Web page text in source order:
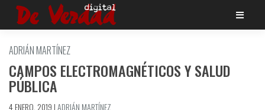
Saltar
ADRIÁN MARTÍ­NEZ
CAMPOS ELECTROMAGNÉTICOS Y SALUD
PÚBLICA
4 ENERO, 2019 |ADRIÁN MARTÍ­NEZ